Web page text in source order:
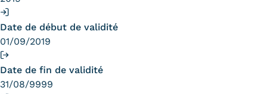
Kits communications Cnam
Prospect
Fiche contact salons, forums,
Date de début de validité
01/09/2019
Date de fin de validité
31/08/9999